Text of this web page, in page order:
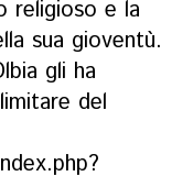
religioso e la
sua gioventù.
gli ha
del